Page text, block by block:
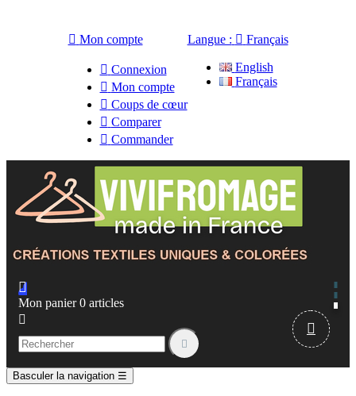
 Mon compte
 Connexion
 Mon compte
 Coups de cœur
 Comparer
 Commander
Langue :  Français
English
Français

Mon panier 0 articles



Basculer la navigation ☰